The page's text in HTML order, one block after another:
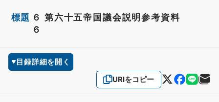
標題 ６ 第六十五帝国議会説明参考資料
６
目録詳細を開く
URIをコピー